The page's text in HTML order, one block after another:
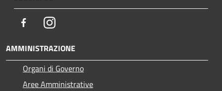
FacebookInstagram
AMMINISTRAZIONE
Organi di Governo
Aree Amministrative